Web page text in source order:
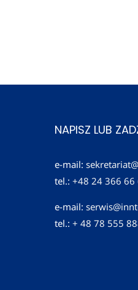
NAPISZ LUB
e-mail:
tel.:+48 24 366 66
e-mail:
tel.:+ 48 78 555